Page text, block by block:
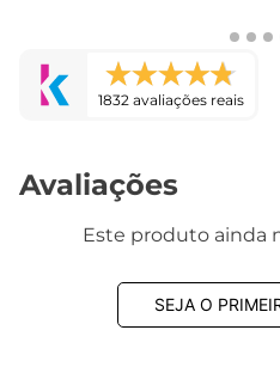
1832 avaliações reais
Avaliações
Este produto ainda
SEJA O